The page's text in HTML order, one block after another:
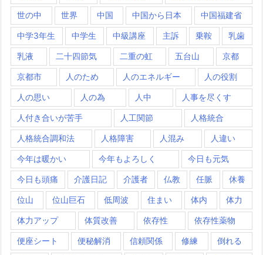
世の中 世界 中国 中国から日本 中国福建省
中学3年生 中学生 中級講座 主訴 乗鞍 乳歯
乳液 二十四節気 二重の虹 五台山 京都
京都市 人のため 人のエネルギー 人の役割
人の思い 人の為 人中 人事を尽くす
人付き合いが苦手 人工関節 人格統合
人格統合調和法 人格障害 人混み 人違い
今年は暖かい 今年もよろしく 今日も元気
今日も頭痛 介護日記 介護者 仏教 任脈 休養
位山 位山巨石 低周波 住まい 体内 体力
体力アップ 体質改善 依存性 依存性薬物
便座シート 便秘解消 信頼関係 修練 倒れる